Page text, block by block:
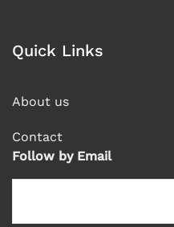
Quick Links
About us
Contact
Follow by Email